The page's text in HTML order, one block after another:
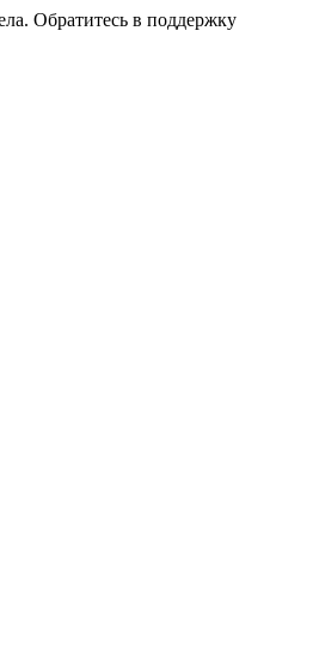
Обратитесь в поддержку